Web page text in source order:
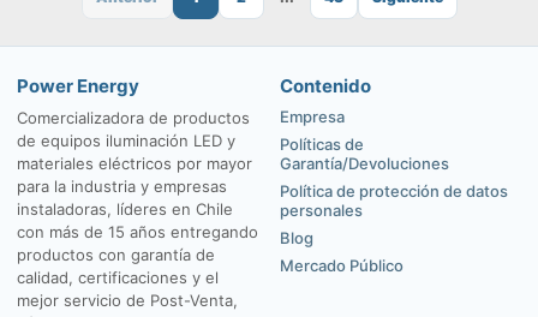
Power Energy
Comercializadora de productos
de equipos iluminación LED y
materiales eléctricos por mayor
para la industria y empresas
instaladoras, líderes en Chile
con más de 15 años entregando
productos con garantía de
calidad, certificaciones y el
mejor servicio de Post-Venta,
Contenido
Empresa
Políticas de
Garantía/Devoluciones
Política de protección de datos
personales
Blog
Mercado Público